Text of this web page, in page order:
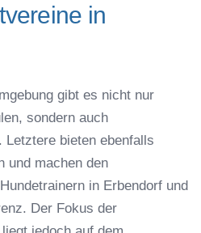
in
gibt es nicht nur
sondern auch
Letztere bieten ebenfalls
und machen den
in Erbendorf und
Der Fokus der